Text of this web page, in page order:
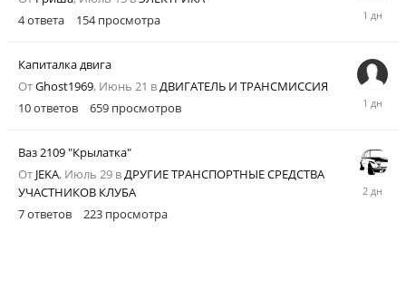
4ответа 154 просмотра
Четверг
Капиталка двига
ОтGhost1969, Июнь 21 вДВИГАТЕЛЬ И ТРАНСМИССИЯ
10ответов 659 просмотров
Четверг
Ваз 2109 "Крылатка"
От JEKA, Июль 29 вДРУГИЕ ТРАНСПОРТНЫЕ СРЕДСТВА
УЧАСТНИКОВ КЛУБА
7ответов 223 просмотра
Среда